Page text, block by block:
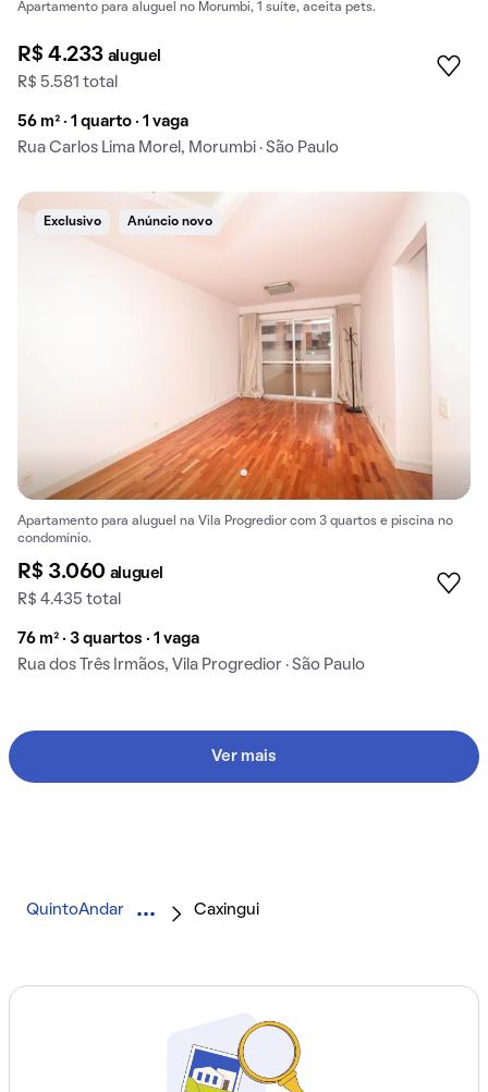
Apartamento para aluguel no Morumbi, 1 suíte, aceita pets.
R$ 4.233 aluguel
R$ 5.581 total
56 m² · 1 quarto · 1 vaga
Rua Carlos Lima Morel, Morumbi · São Paulo
Exclusivo Anúncio novo
Apartamento para aluguel na Vila Progredior com 3 quartos e piscina no
condomínio.
R$ 3.060 aluguel
R$ 4.435 total
76 m² · 3 quartos · 1 vaga
Rua dos Três Irmãos, Vila Progredior · São Paulo
Ver mais
QuintoAndar Caxingui